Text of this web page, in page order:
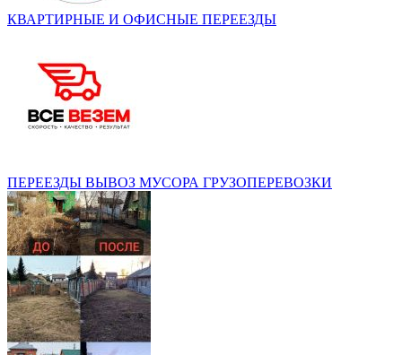
КВАРТИРНЫЕ И ОФИСНЫЕ ПЕРЕЕЗДЫ
ПЕРЕЕЗДЫ ВЫВОЗ МУСОРА ГРУЗОПЕРЕВОЗКИ